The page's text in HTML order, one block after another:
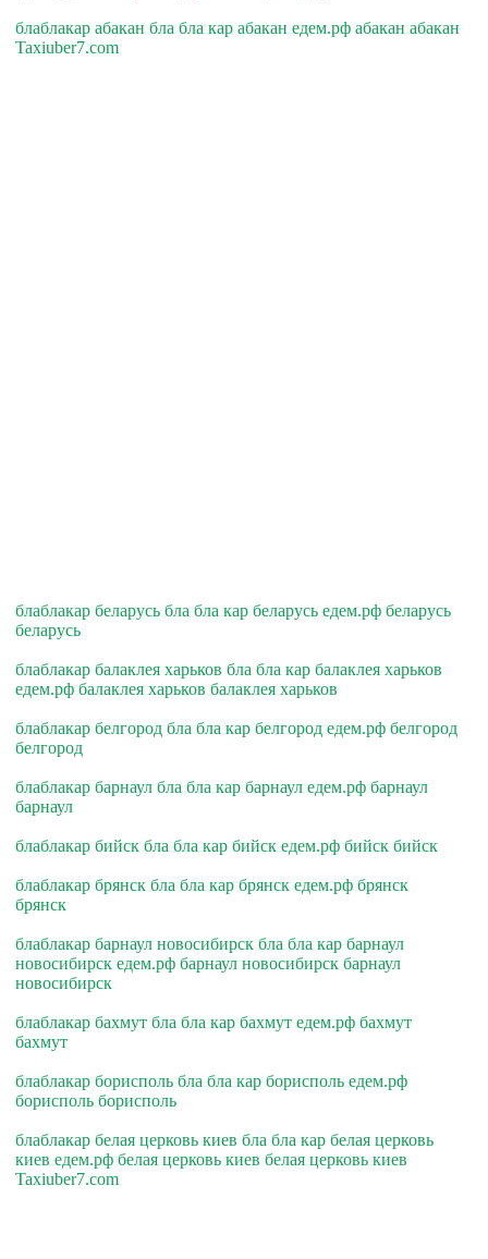
блаблакар абакан бла бла кар абакан едем.рф абакан абакан
Taxiuber7.com
блаблакар беларусь бла бла кар беларусь едем.рф беларусь
беларусь
блаблакар балаклея харьков бла бла кар балаклея харьков
едем.рф балаклея харьков балаклея харьков
блаблакар белгород бла бла кар белгород едем.рф белгород
белгород
блаблакар барнаул бла бла кар барнаул едем.рф барнаул
барнаул
блаблакар бийск бла бла кар бийск едем.рф бийск бийск
блаблакар брянск бла бла кар брянск едем.рф брянск
брянск
блаблакар барнаул новосибирск бла бла кар барнаул
новосибирск едем.рф барнаул новосибирск барнаул
новосибирск
блаблакар бахмут бла бла кар бахмут едем.рф бахмут
бахмут
блаблакар борисполь бла бла кар борисполь едем.рф
борисполь борисполь
блаблакар белая церковь киев бла бла кар белая церковь
киев едем.рф белая церковь киев белая церковь киев
Taxiuber7.com